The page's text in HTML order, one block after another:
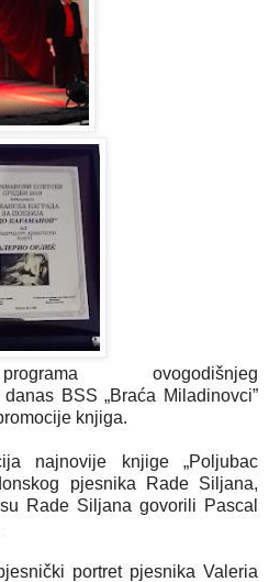
ovogodišnjeg
danas BSS „Braća Miladinovci”
knjiga.
najnovije knjige „Poljubac
pjesnika Rade Siljana,
Rade Siljana govorili Pascal
portret pjesnika Valeria